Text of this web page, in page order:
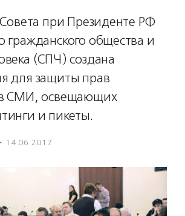
Совета при Президенте РФ
гражданского общества и
(СПЧ) создана
для защиты прав
СМИ, освещающих
и пикеты.
· 14.06.2017